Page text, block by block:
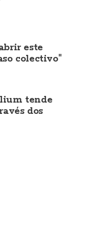
este
colectivo"
tende
dos